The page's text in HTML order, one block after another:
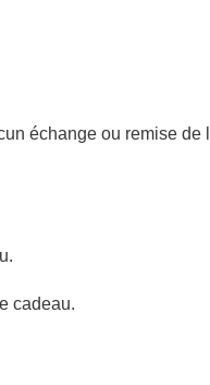
échange ou remise
cadeau.